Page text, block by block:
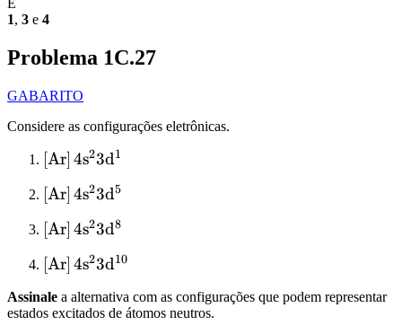
1, 3 e 4
Problema 1C.27
GABARITO
Considere as configurações eletrônicas.
\ce{[Ar]}\,\mathrm{4s^2
[Ar] 4s23d1
\ce{[Ar]}\,\mathrm{4s^2
[Ar] 4s23d5
\ce{[Ar]}\,\mathrm{4s^2
[Ar] 4s23d8
\ce{[Ar]}\,\mathrm{4s^2
[Ar] 4s23d10
Assinale a alternativa com as configurações que podem representar
estados excitados de átomos neutros.